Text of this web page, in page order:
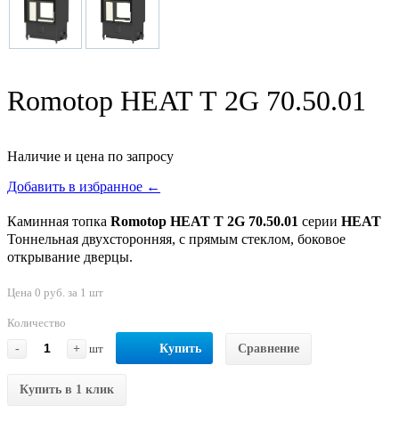
Romotop HEAT Т 2G 70.50.01
Наличие и цена по запросу
Добавить в избранное ←
Каминная топка Romotop HEAT Т 2G 70.50.01 серии HEAT
Тоннельная двухсторонняя, с прямым стеклом, боковое
открывание дверцы.
Цена 0 руб. за 1 шт
Количество
-
+ шт Купить Сравнение
Купить в 1 клик